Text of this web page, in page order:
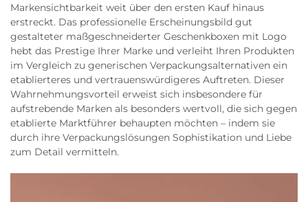
Markensichtbarkeit weit über den ersten Kauf hinaus
erstreckt. Das professionelle Erscheinungsbild gut
gestalteter maßgeschneiderter Geschenkboxen mit Logo
hebt das Prestige Ihrer Marke und verleiht Ihren Produkten
im Vergleich zu generischen Verpackungsalternativen ein
etablierteres und vertrauenswürdigeres Auftreten. Dieser
Wahrnehmungsvorteil erweist sich insbesondere für
aufstrebende Marken als besonders wertvoll, die sich gegen
etablierte Marktführer behaupten möchten – indem sie
durch ihre Verpackungslösungen Sophistikation und Liebe
zum Detail vermitteln.